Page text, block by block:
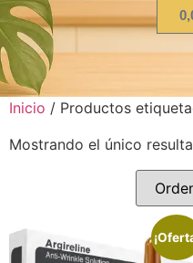
Inicio / Productos
Mostrando el único